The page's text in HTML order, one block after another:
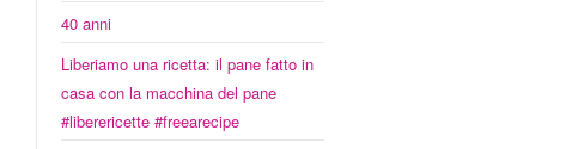
40 anni
Liberiamo una ricetta: il pane fatto in
casa con la macchina del pane
#liberericette #freearecipe